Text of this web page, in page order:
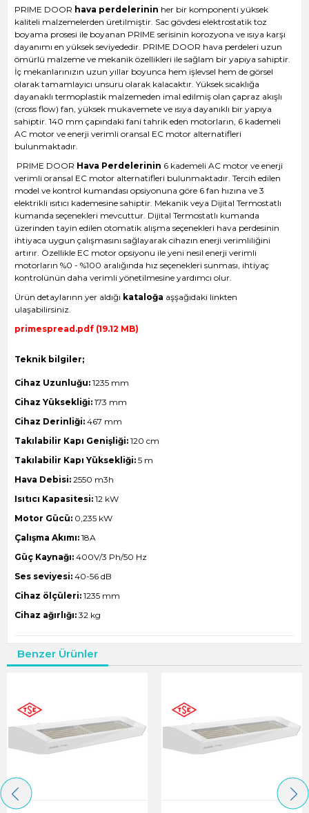
PRIME DOOR hava perdelerinin her bir komponenti yüksek
kaliteli malzemelerden üretilmiştir. Sac gövdesi elektrostatik toz
boyama prosesi ile boyanan PRIME serisinin korozyona ve ısıya karşı
dayanımı en yüksek seviyededir. PRIME DOOR hava perdeleri uzun
ömürlü malzeme ve mekanik özellikleri ile sağlam bir yapıya sahiptir.
İç mekanlarınızın uzun yıllar boyunca hem işlevsel hem de görsel
olarak tamamlayıcı unsuru olarak kalacaktır. Yüksek sıcaklığa
dayanaklı termoplastik malzemeden imal edilmiş olan çapraz akışlı
(cross flow) fan, yüksek mukavemete ve ısıya dayanıklı bir yapıya
sahiptir. 140 mm çapındaki fani tahrik eden motorların, 6 kademeli
AC motor ve enerji verimli oransal EC motor alternatifleri
bulunmaktadır.
PRIME DOOR Hava Perdelerinin 6 kademeli AC motor ve enerji
verimli oransal EC motor alternatifleri bulunmaktadır. Tercih edilen
model ve kontrol kumandası opsiyonuna göre 6 fan hızına ve 3
elektrikli ısıtıcı kademesine sahiptir. Mekanik veya Dijital Termostatlı
kumanda seçenekleri mevcuttur. Dijital Termostatlı kumanda
üzerinden tayin edilen otomatik alışma seçenekleri hava perdesinin
ihtiyaca uygun çalışmasını sağlayarak cihazın enerji verimliliğini
artırır. Özellikle EC motor opsiyonu ile yeni nesil enerji verimli
motorların %0 - %100 aralığında hız seçenekleri sunması, ihtiyaç
kontrolünün daha verimli yönetilmesine yardımcı olur.
Ürün detaylarınn yer aldığı kataloğa aşşağıdaki linkten
ulaşabilirsiniz.
primespread.pdf (19.12 MB)
Teknik bilgiler;
Cihaz Uzunluğu: 1235 mm
Cihaz Yüksekliği: 173 mm
Cihaz Derinliği: 467 mm
Takılabilir Kapı Genişliği: 120 cm
Takılabilir Kapı Yüksekliği: 5 m
Hava Debisi: 2550 m3h
Isıtıcı Kapasitesi: 12 kW
Motor Gücü: 0,235 kW
Çalışma Akımı: 18A
Güç Kaynağı: 400V/3 Ph/50 Hz
Ses seviyesi: 40-56 dB
Cihaz ölçüleri: 1235 mm
Cihaz ağırlığı: 32 kg
Benzer Ürünler